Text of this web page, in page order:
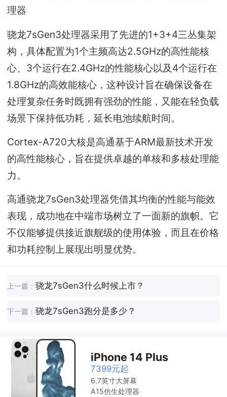
理器
骁龙7sGen3处理器采用了先进的1+3+4三丛集架
构，具体配置为1个主频高达2.5GHz的高性能核
心、3个运行在2.4GHz的性能核心以及4个运行在
1.8GHz的高效能核心，这种设计旨在确保设备在
处理复杂任务时既拥有强劲的性能，又能在轻负载
场景下保持低功耗，延长电池续航时间。
Cortex-A720大核是高通基于ARM最新技术开发
的高性能核心，旨在提供卓越的单核和多核处理能
力。
高通骁龙7sGen3处理器凭借其均衡的性能与能效
表现，成功地在中端市场树立了一面新的旗帜。它
不仅能够提供接近旗舰级的使用体验，而且在价格
和功耗控制上展现出明显优势。
上一篇：骁龙7sGen3什么时候上市？
下一篇：骁龙7sGen3跑分是多少？
iPhone 14 Plus
7399元起
6.7英寸大屏幕
A15仿生处理器